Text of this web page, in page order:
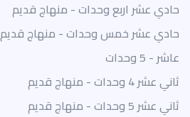
حادي عشر اربع وحدات - منهاج قديم
حادي عشر خمس وحدات - منهاج قديم
عاشر - 5 وحدات
ثاني عشر 4 وحدات - منهاج قديم
ثاني عشر 5 وحدات - منهاج قديم